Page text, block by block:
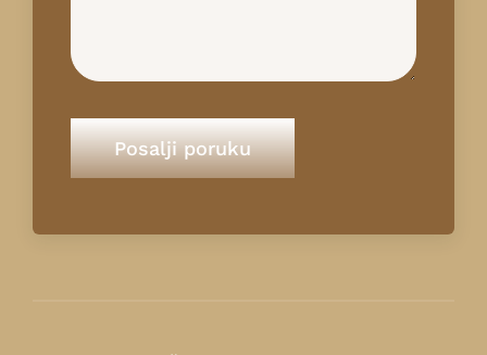
Posalji poruku